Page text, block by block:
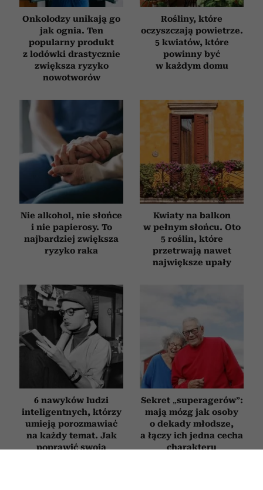
Onkolodzy unikają go
jak ognia. Ten
popularny produkt
z lodówki drastycznie
zwiększa ryzyko
nowotworów
Rośliny, które
oczyszczają powietrze.
5 kwiatów, które
powinny być
w każdym domu
Nie alkohol, nie słońce
i nie papierosy. To
najbardziej zwiększa
ryzyko raka
Kwiaty na balkon
w pełnym słońcu. Oto
5 roślin, które
przetrwają nawet
największe upały
6 nawyków ludzi
inteligentnych, którzy
umieją porozmawiać
na każdy temat. Jak
poprawić swoją
Sekret „superagerów”:
mają mózg jak osoby
o dekady młodsze,
a łączy ich jedna cecha
charakteru